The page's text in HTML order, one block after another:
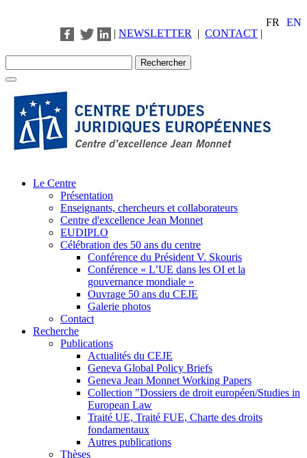
FR
EN
| NEWSLETTER | CONTACT |
Le Centre
Présentation
Enseignants, chercheurs et collaborateurs
Centre d'excellence Jean Monnet
EUDIPLO
Célébration des 50 ans du centre
Conférence du Président V. Skouris
Conférence « L’UE dans les OI et la
gouvernance mondiale »
Ouvrage 50 ans du CEJE
Galerie photos
Contact
Recherche
Publications
Actualités du CEJE
Geneva Global Policy Briefs
Geneva Jean Monnet Working Papers
Collection "Dossiers de droit européen/Studies in
European Law
Traité UE, Traité FUE, Charte des droits
fondamentaux
Autres publications
Thèses